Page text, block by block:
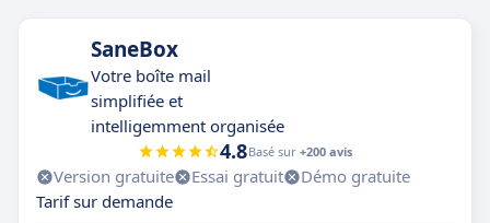
SaneBox
Votre boîte mail
simplifiée et
intelligemment organisée
4.8Basé sur +200 avis
Version gratuite Essai gratuit
Démo gratuite
Tarif sur demande